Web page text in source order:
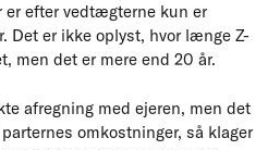
efter vedtægterne kun er
Det er ikke oplyst, hvor længe Z-
men det er mere end 20 år.
afregning med ejeren, men det
omkostninger, så klager